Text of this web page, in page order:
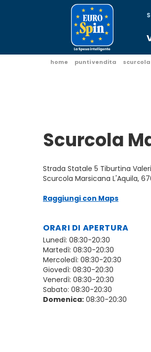
home punti vendita
Scurcola
Strada Statale 5 Tiburtina
Scurcola Marsicana L'Aquila,
Raggiungi con Maps
ORARI DI APERTURA
Lunedì: 08:30-20:30
Martedì: 08:30-20:30
Mercoledì: 08:30-20:30
Giovedì: 08:30-20:30
Venerdì: 08:30-20:30
Sabato: 08:30-20:30
Domenica: 08:30-20:30